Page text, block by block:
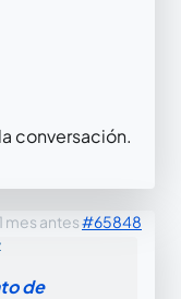
conversación.
mes antes#65848
de